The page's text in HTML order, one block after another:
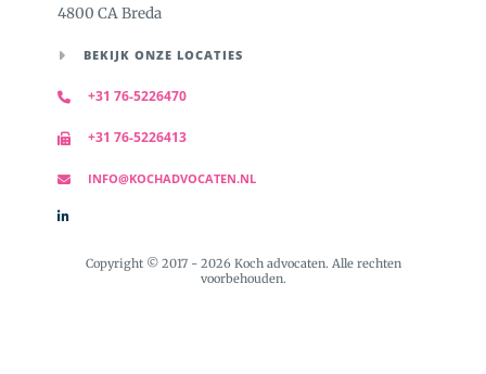
4800 CA Breda
BEKIJK ONZE LOCATIES
+31 76-5226470
+31 76-5226413
INFO@KOCHADVOCATEN.NL
Copyright © 2017 - 2026 Koch advocaten. Alle rechten
voorbehouden.